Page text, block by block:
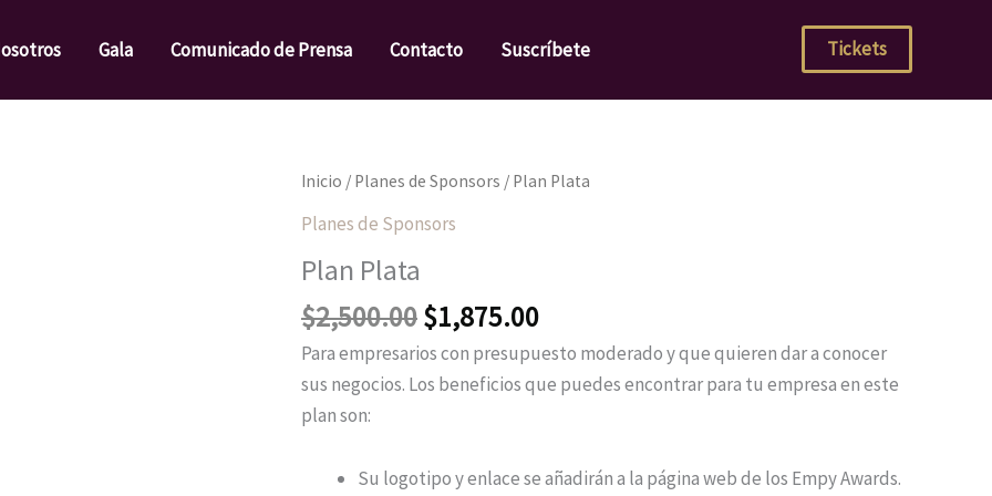
Gala Comunicado de Prensa Contacto Suscríbete Tickets
Inicio / Planes de Sponsors / Plan Plata
Planes de Sponsors
Plan Plata
$2,500.00
El
precio
original
$2,500.00.
$1,875.00
El
Para empresarios con presupuesto moderado y que quieren dar a conocer
sus negocios. Los beneficios que puedes encontrar para tu empresa en este
plan son:
Su logotipo y enlace se añadirán a la página web de los Empy Awards.